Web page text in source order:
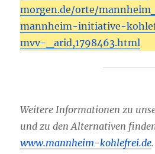
morgen.de/orte/
mannheim-initiative-
mvv-_arid,1798463.html
Weitere Informationen zu
und zu den Alternativen
www.mannheim-kohlefrei.de.